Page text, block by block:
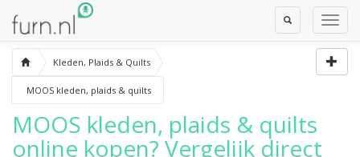
Toggle
Search
Kleden, Plaids & Quilts
MOOS kleden, plaids & quilts
MOOS kleden, plaids & quilts
online kopen? Vergelijk direct